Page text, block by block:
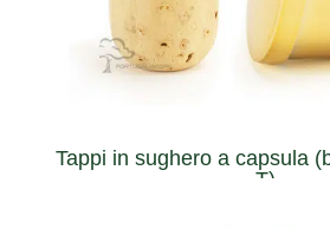
Tappi in sughero a capsula
T)
Can be extracted multiple times
using a cork screw. A perfect